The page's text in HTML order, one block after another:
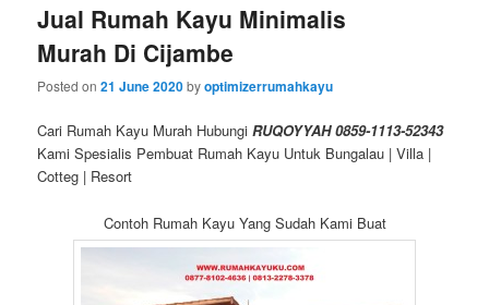
Jual Rumah Kayu Minimalis
Murah Di Cijambe
Posted on21 June 2020byoptimizerrumahkayu
Cari Rumah Kayu Murah HubungiRUQOYYAH 0859-1113-52343
Kami Spesialis Pembuat Rumah Kayu Untuk Bungalau | Villa |
Cotteg | Resort
Contoh Rumah Kayu Yang Sudah Kami Buat